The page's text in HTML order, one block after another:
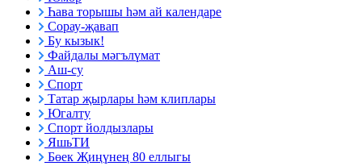
Һава торышы һәм ай календаре
Сорау-җавап
Бу кызык!
Файдалы мәгълүмат
Аш-су
Спорт
Татар җырлары һәм клиплары
Югалту
Спорт йолдызлары
ЯшьТИ
Бөек Җиңүнең 80 еллыгы